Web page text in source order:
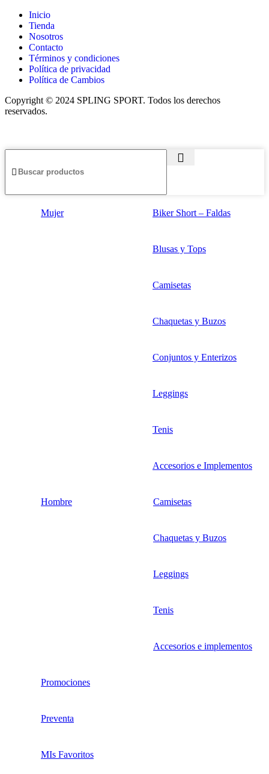
Inicio
Tienda
Nosotros
Contacto
Términos y condiciones
Política de privacidad
Política de Cambios
Copyright © 2024 SPLING SPORT. Todos los derechos
reservados.
Mujer Biker Short – Faldas
Blusas y Tops
Camisetas
Chaquetas y Buzos
Conjuntos y Enterizos
Leggings
Tenis
Accesorios e Implementos
Hombre Camisetas
Chaquetas y Buzos
Leggings
Tenis
Accesorios e implementos
Promociones
Preventa
MIs Favoritos